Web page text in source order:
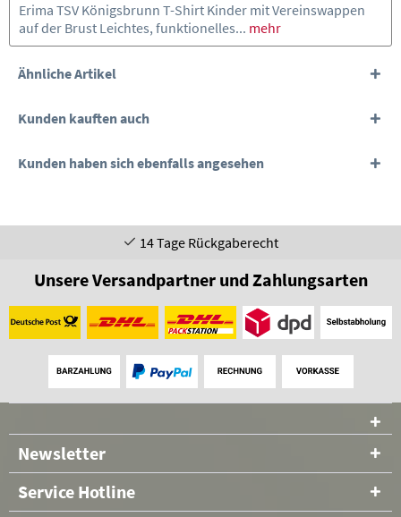
Erima TSV Königsbrunn T-Shirt Kinder mit Vereinswappen
auf der Brust Leichtes, funktionelles... mehr
Ähnliche Artikel
Kunden kauften auch
Kunden haben sich ebenfalls angesehen
14 Tage Rückgaberecht
Unsere Versandpartner und Zahlungsarten
Newsletter
Service Hotline